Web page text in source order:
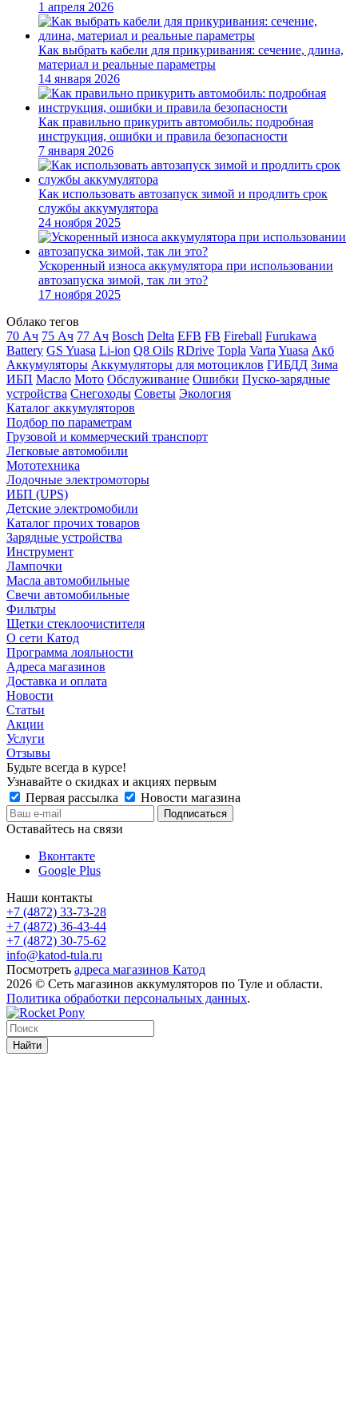
1 апреля 2026
Как выбрать кабели для прикуривания: сечение, длина,
материал и реальные параметры
14 января 2026
Как правильно прикурить автомобиль: подробная
инструкция, ошибки и правила безопасности
7 января 2026
Как использовать автозапуск зимой и продлить срок
службы аккумулятора
24 ноября 2025
Ускоренный износа аккумулятора при использовании
автозапуска зимой, так ли это?
17 ноября 2025
Облако тегов
70 Ач 75 Ач 77 Ач Bosch Delta EFB FB Fireball Furukawa
Battery GS Yuasa Li-ion Q8 Oils RDrive Topla Varta Yuasa Акб
Аккумуляторы Аккумуляторы для мотоциклов ГИБДД Зима
ИБП Масло Мото Обслуживание Ошибки Пуско-зарядные
устройства Снегоходы Советы Экология
Каталог аккумуляторов
Подбор по параметрам
Грузовой и коммерческий транспорт
Легковые автомобили
Мототехника
Лодочные электромоторы
ИБП (UPS)
Детские электромобили
Каталог прочих товаров
Зарядные устройства
Инструмент
Лампочки
Масла автомобильные
Свечи автомобильные
Фильтры
Щетки стеклоочистителя
О сети Катод
Программа лояльности
Адреса магазинов
Доставка и оплата
Новости
Статьи
Акции
Услуги
Отзывы
Будьте всегда в курсе!
Узнавайте о скидках и акциях первым
Первая рассылка
Новости магазина
Оставайтесь на связи
Вконтакте
Google Plus
Наши контакты
+7 (4872) 33-73-28
+7 (4872) 36-43-44
+7 (4872) 30-75-62
info@katod-tula.ru
Посмотреть адреса магазинов Катод
2026 © Сеть магазинов аккумуляторов по Туле и области.
Политика обработки персональных данных.
Найти